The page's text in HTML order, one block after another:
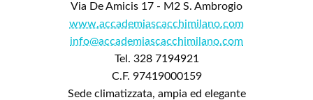
Via De Amicis 17 - M2 S. Ambrogio
www.accademiascacchimilano.com
info@accademiascacchimilano.com
Tel. 328 7194921
C.F. 97419000159
Sede climatizzata, ampia ed elegante